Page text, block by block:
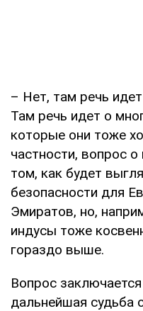
– Нет, там речь
Там речь идет о
которые они тоже
частности, вопрос
том, как будет
безопасности для
Эмиратов, но,
индусы тоже
гораздо выше.
Вопрос
дальнейшая судьба